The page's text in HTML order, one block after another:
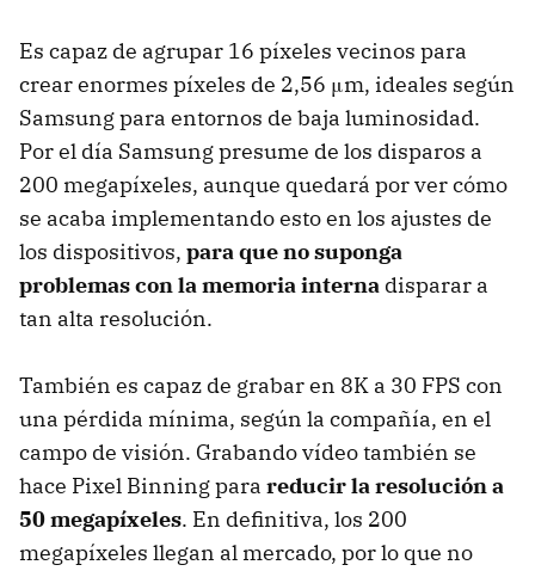
Es capaz de agrupar 16 píxeles vecinos para
crear enormes píxeles de 2,56 μm, ideales según
Samsung para entornos de baja luminosidad.
Por el día Samsung presume de los disparos a
200 megapíxeles, aunque quedará por ver cómo
se acaba implementando esto en los ajustes de
los dispositivos, para que no suponga
problemas con la memoria interna disparar a
tan alta resolución.
También es capaz de grabar en 8K a 30 FPS con
una pérdida mínima, según la compañía, en el
campo de visión. Grabando vídeo también se
hace Pixel Binning para reducir la resolución a
50 megapíxeles. En definitiva, los 200
megapíxeles llegan al mercado, por lo que no